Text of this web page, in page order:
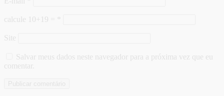
calcule 10+19 =
Site
Salvar meus dados neste navegador para a próxima vez que eu
comentar.